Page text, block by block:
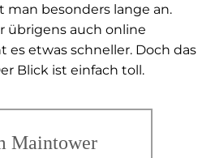
man besonders lange an.
übrigens auch online
es etwas schneller. Doch das
Blick ist einfach toll.
Maintower